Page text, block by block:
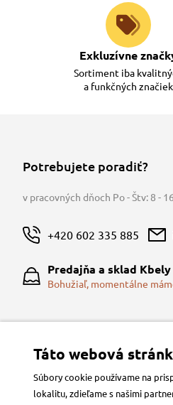
Exkluzívne
Sortiment iba
a funkčných značiek
Potrebujete poradiť?
v pracovných dňoch Po - Štv: 8 -
+420 602 335 885
Predajňa a sklad Kbely
Bohužiaľ, momentálne
Táto webová
Súbory cookie používame na
lokalitu, zdieľame s našimi